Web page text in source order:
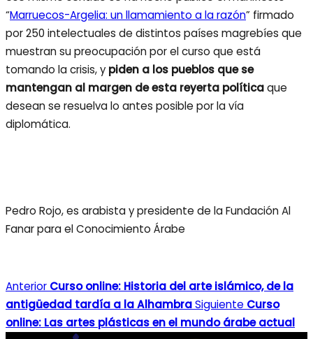
“Marruecos-Argelia: un llamamiento a la razón” firmado
por 250 intelectuales de distintos países magrebíes que
muestran su preocupación por el curso que está
tomando la crisis, y piden a los pueblos que se
mantengan al margen de esta reyerta políticaque
desean se resuelva lo antes posible por la vía
diplomática.
Pedro Rojo, es arabista y presidente de la Fundación Al
Fanar para el Conocimiento Árabe
Anterior Curso online: Historia del arte islámico, de la
antigüedad tardía a la AlhambraSiguiente Curso
online: Las artes plásticas en el mundo árabe actual